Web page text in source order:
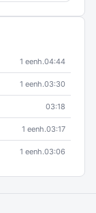
1 eenh.04:44
1 eenh.03:30
03:18
1 eenh.03:17
1 eenh.03:06